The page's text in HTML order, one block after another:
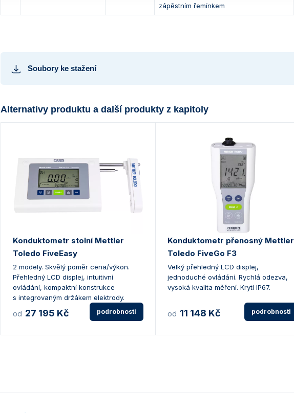
zápěstním řemínkem
Soubory ke stažení
Alternativy produktu a další produkty z kapitoly
Konduktometr stolní Mettler
Toledo FiveEasy
2 modely. Skvělý poměr cena/výkon.
Přehledný LCD displej, intuitivní
ovládání, kompaktní konstrukce
s integrovaným držákem elektrody.
od 27 195 Kč podrobnosti
Konduktometr přenosný Mettler
Toledo FiveGo F3
Velký přehledný LCD displej,
jednoduché ovládání. Rychlá odezva,
vysoká kvalita měření. Krytí IP67.
od 11 148 Kč podrobnosti